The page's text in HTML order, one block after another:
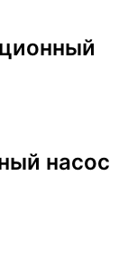
насос